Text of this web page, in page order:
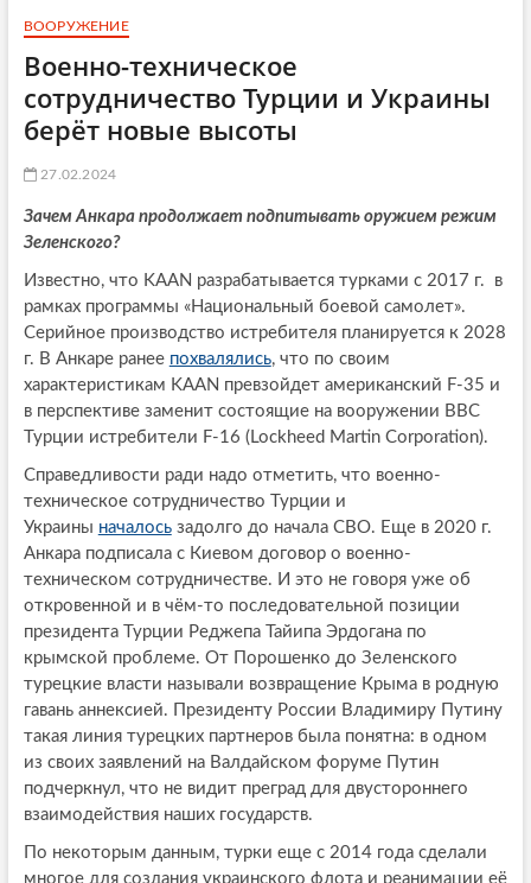
ВООРУЖЕНИЕ
Военно-техническое
сотрудничество Турции и Украины
берёт новые высоты
27.02.2024
Зачем Анкара продолжает подпитывать оружием режим
Зеленского?
Известно, что KAAN разрабатывается турками с 2017 г. в
рамках программы «Национальный боевой самолет».
Серийное производство истребителя планируется к 2028
г. В Анкаре ранее похвалялись, что по своим
характеристикам KAAN превзойдет американский F-35 и
в перспективе заменит состоящие на вооружении ВВС
Турции истребители F-16 (Lockheed Martin Corporation).
Справедливости ради надо отметить, что военно-
техническое сотрудничество Турции и
Украины началосьзадолго до начала СВО. Еще в 2020 г.
Анкара подписала с Киевом договор о военно-
техническом сотрудничестве. И это не говоря уже об
откровенной и в чём-то последовательной позиции
президента Турции Реджепа Тайипа Эрдогана по
крымской проблеме. От Порошенко до Зеленского
турецкие власти называли возвращение Крыма в родную
гавань аннексией. Президенту России Владимиру Путину
такая линия турецких партнеров была понятна: в одном
из своих заявлений на Валдайском форуме Путин
подчеркнул, что не видит преград для двустороннего
взаимодействия наших государств.
По некоторым данным, турки еще с 2014 года сделали
многое для создания украинского флота и реанимации её